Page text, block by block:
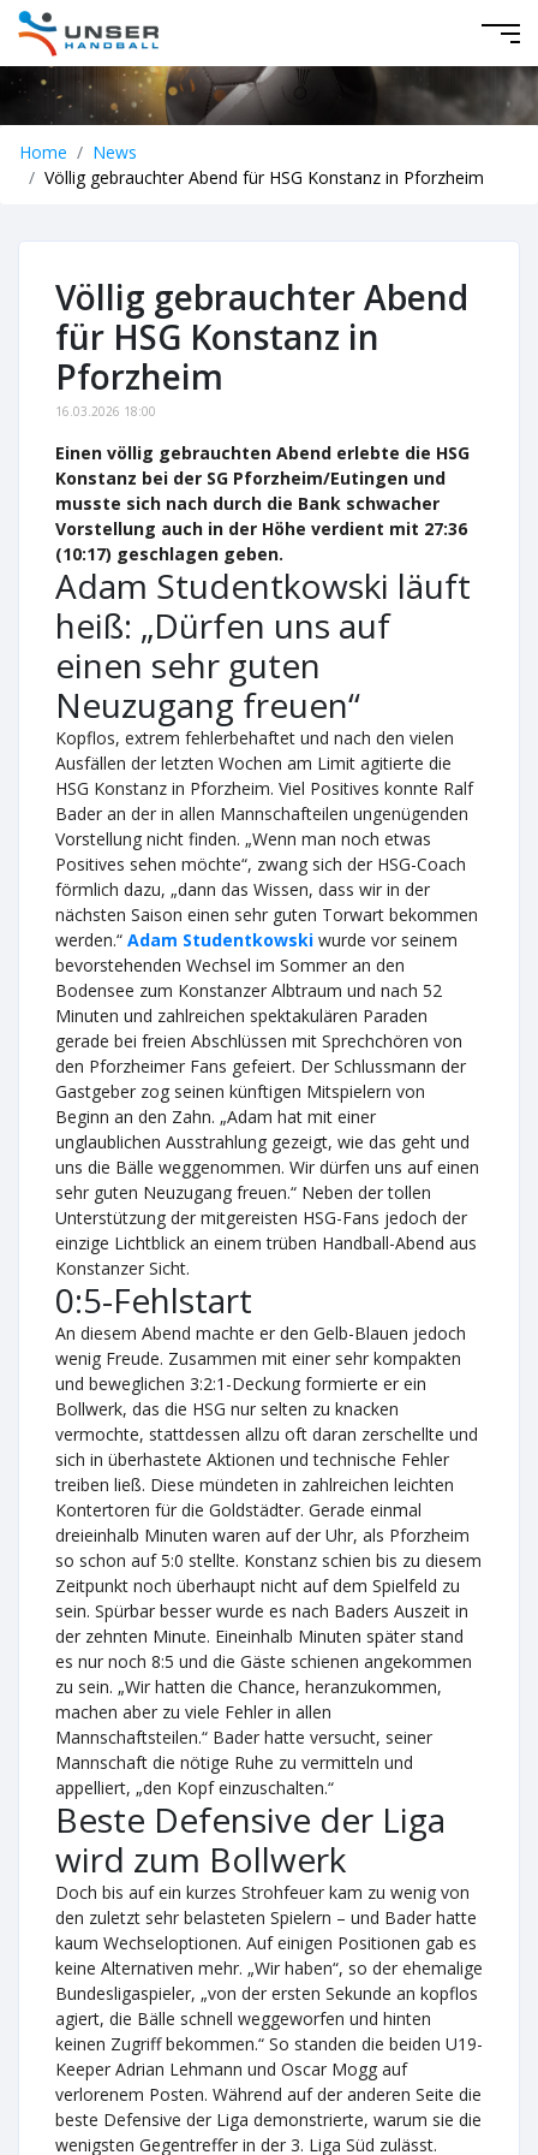
Home
News
Völlig gebrauchter Abend für HSG Konstanz in Pforzheim
Völlig gebrauchter Abend
für HSG Konstanz in
Pforzheim
16.03.2026 18:00
Einen völlig gebrauchten Abend erlebte die HSG
Konstanz bei der SG Pforzheim/Eutingen und
musste sich nach durch die Bank schwacher
Vorstellung auch in der Höhe verdient mit 27:36
(10:17) geschlagen geben.
Adam Studentkowski läuft
heiß: „Dürfen uns auf
einen sehr guten
Neuzugang freuen“
Kopflos, extrem fehlerbehaftet und nach den vielen
Ausfällen der letzten Wochen am Limit agitierte die
HSG Konstanz in Pforzheim. Viel Positives konnte Ralf
Bader an der in allen Mannschafteilen ungenügenden
Vorstellung nicht finden. „Wenn man noch etwas
Positives sehen möchte“, zwang sich der HSG-Coach
förmlich dazu, „dann das Wissen, dass wir in der
nächsten Saison einen sehr guten Torwart bekommen
werden.“ Adam Studentkowski wurde vor seinem
bevorstehenden Wechsel im Sommer an den
Bodensee zum Konstanzer Albtraum und nach 52
Minuten und zahlreichen spektakulären Paraden
gerade bei freien Abschlüssen mit Sprechchören von
den Pforzheimer Fans gefeiert. Der Schlussmann der
Gastgeber zog seinen künftigen Mitspielern von
Beginn an den Zahn. „Adam hat mit einer
unglaublichen Ausstrahlung gezeigt, wie das geht und
uns die Bälle weggenommen. Wir dürfen uns auf einen
sehr guten Neuzugang freuen.“ Neben der tollen
Unterstützung der mitgereisten HSG-Fans jedoch der
einzige Lichtblick an einem trüben Handball-Abend aus
Konstanzer Sicht.
0:5-Fehlstart
An diesem Abend machte er den Gelb-Blauen jedoch
wenig Freude. Zusammen mit einer sehr kompakten
und beweglichen 3:2:1-Deckung formierte er ein
Bollwerk, das die HSG nur selten zu knacken
vermochte, stattdessen allzu oft daran zerschellte und
sich in überhastete Aktionen und technische Fehler
treiben ließ. Diese mündeten in zahlreichen leichten
Kontertoren für die Goldstädter. Gerade einmal
dreieinhalb Minuten waren auf der Uhr, als Pforzheim
so schon auf 5:0 stellte. Konstanz schien bis zu diesem
Zeitpunkt noch überhaupt nicht auf dem Spielfeld zu
sein. Spürbar besser wurde es nach Baders Auszeit in
der zehnten Minute. Eineinhalb Minuten später stand
es nur noch 8:5 und die Gäste schienen angekommen
zu sein. „Wir hatten die Chance, heranzukommen,
machen aber zu viele Fehler in allen
Mannschaftsteilen.“ Bader hatte versucht, seiner
Mannschaft die nötige Ruhe zu vermitteln und
appelliert, „den Kopf einzuschalten.“
Beste Defensive der Liga
wird zum Bollwerk
Doch bis auf ein kurzes Strohfeuer kam zu wenig von
den zuletzt sehr belasteten Spielern – und Bader hatte
kaum Wechseloptionen. Auf einigen Positionen gab es
keine Alternativen mehr. „Wir haben“, so der ehemalige
Bundesligaspieler, „von der ersten Sekunde an kopflos
agiert, die Bälle schnell weggeworfen und hinten
keinen Zugriff bekommen.“ So standen die beiden U19-
Keeper Adrian Lehmann und Oscar Mogg auf
verlorenem Posten. Während auf der anderen Seite die
beste Defensive der Liga demonstrierte, warum sie die
wenigsten Gegentreffer in der 3. Liga Süd zulässt.